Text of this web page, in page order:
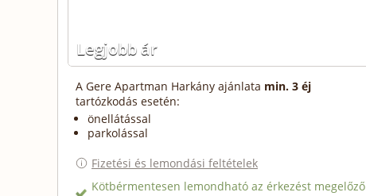
Legjobb ár
A Gere Apartman Harkány ajánlata min. 3 éj
tartózkodás esetén:
önellátással
parkolással
Fizetési és lemondási feltételek
Kötbérmentesen lemondható az érkezést megelőző